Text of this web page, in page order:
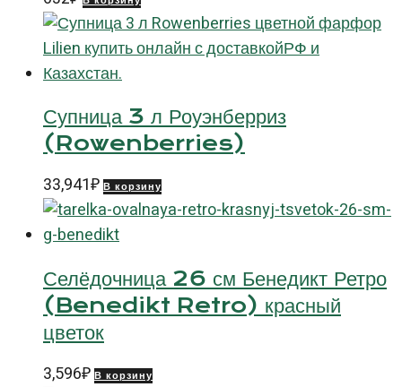
Супница 3 л Роуэнберриз
(Rowenberries)
33,941₽ В корзину
Селёдочница 26 см Бенедикт Ретро
(Benedikt Retro) красный
цветок
3,596₽ В корзину